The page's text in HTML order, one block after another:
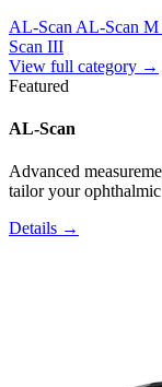
AL-Scan AL-Scan M
Scan III
View full category →
Featured
AL-Scan
Advanced
tailor your ophthalmic
Details →